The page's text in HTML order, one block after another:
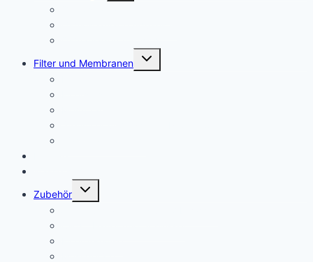
Filter und Membranen
Untermenü
Zubehör
Untermenü